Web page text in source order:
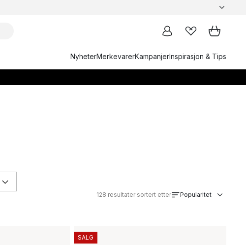
NyheterMerkevarerKampanjerInspirasjon & Tips
128 resultater sortert etter Popularitet
SALG